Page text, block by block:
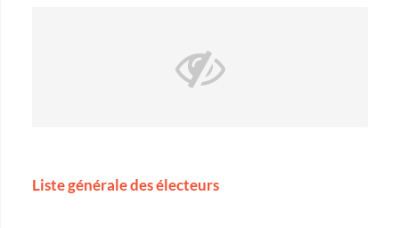
Liste générale des électeurs